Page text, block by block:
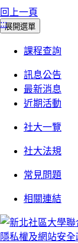
回上一頁
:::展開選單
課程查詢
訊息公告
最新消息
近期活動
社大一覽
社大法規
常見問題
相關連結
隱私權及網站安全